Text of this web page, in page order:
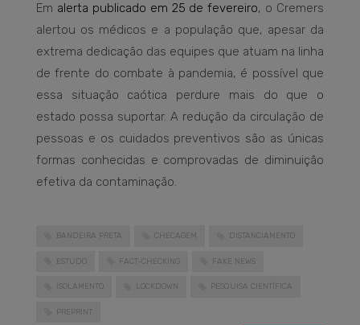
Em alerta publicado em 25 de fevereiro, o Cremers
alertou os médicos e a população que, apesar da
extrema dedicação das equipes que atuam na linha
de frente do combate à pandemia, é possível que
essa situação caótica perdure mais do que o
estado possa suportar. A redução da circulação de
pessoas e os cuidados preventivos são as únicas
formas conhecidas e comprovadas de diminuição
efetiva da contaminação.
BANDEIRA PRETA CHECAGEM DISTANCIAMENTO
ESTUDO FACT-CHECKING FAKE NEWS
ISOLAMENTO LOCKDOWN PESQUISA CIENTÍFICA
PREPRINT